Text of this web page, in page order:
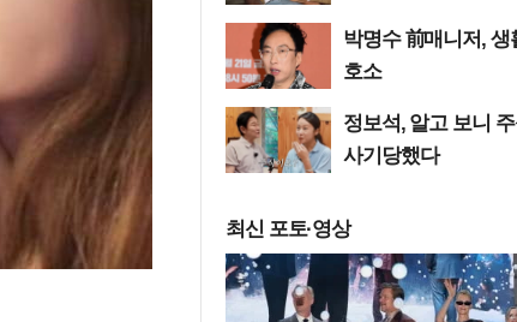
박명수 前매니저, 생
호소
정보석, 알고 보니
사기당했다
최신 포토·영상